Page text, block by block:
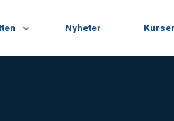
Nyheter Kurser